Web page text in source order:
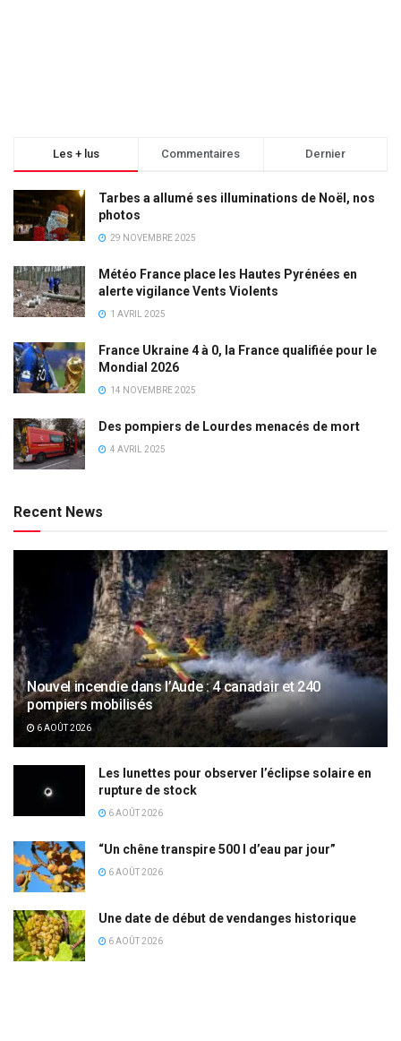
Les + lus Commentaires Dernier
Tarbes a allumé ses illuminations de Noël, nos
photos
29 NOVEMBRE 2025
Météo France place les Hautes Pyrénées en
alerte vigilance Vents Violents
1 AVRIL 2025
France Ukraine 4 à 0, la France qualifiée pour le
Mondial 2026
14 NOVEMBRE 2025
Des pompiers de Lourdes menacés de mort
4 AVRIL 2025
Recent News
Nouvel incendie dans l’Aude : 4 canadair et 240
pompiers mobilisés
6 AOÛT 2026
Les lunettes pour observer l’éclipse solaire en
rupture de stock
6 AOÛT 2026
“Un chêne transpire 500 l d’eau par jour”
6 AOÛT 2026
Une date de début de vendanges historique
6 AOÛT 2026